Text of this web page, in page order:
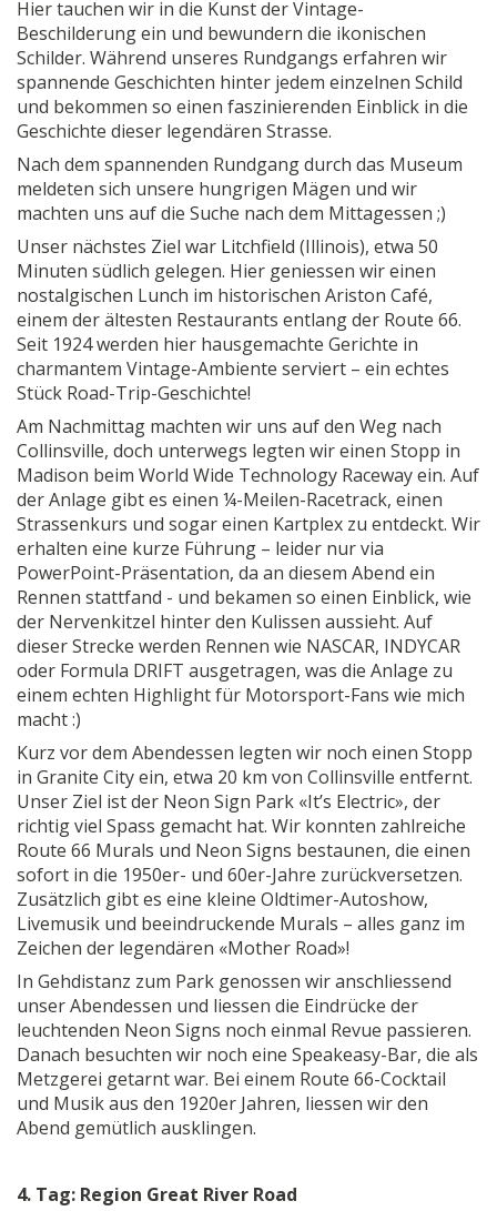
Hier tauchen wir in die Kunst der Vintage-
Beschilderung ein und bewundern die ikonischen
Schilder. Während unseres Rundgangs erfahren wir
spannende Geschichten hinter jedem einzelnen Schild
und bekommen so einen faszinierenden Einblick in die
Geschichte dieser legendären Strasse.
Nach dem spannenden Rundgang durch das Museum
meldeten sich unsere hungrigen Mägen und wir
machten uns auf die Suche nach dem Mittagessen ;)
Unser nächstes Ziel war Litchfield (Illinois), etwa 50
Minuten südlich gelegen. Hier geniessen wir einen
nostalgischen Lunch im historischen Ariston Café,
einem der ältesten Restaurants entlang der Route 66.
Seit 1924 werden hier hausgemachte Gerichte in
charmantem Vintage-Ambiente serviert – ein echtes
Stück Road-Trip-Geschichte!
Am Nachmittag machten wir uns auf den Weg nach
Collinsville, doch unterwegs legten wir einen Stopp in
Madison beim World Wide Technology Raceway ein. Auf
der Anlage gibt es einen ¼-Meilen-Racetrack, einen
Strassenkurs und sogar einen Kartplex zu entdeckt. Wir
erhalten eine kurze Führung – leider nur via
PowerPoint-Präsentation, da an diesem Abend ein
Rennen stattfand - und bekamen so einen Einblick, wie
der Nervenkitzel hinter den Kulissen aussieht. Auf
dieser Strecke werden Rennen wie NASCAR, INDYCAR
oder Formula DRIFT ausgetragen, was die Anlage zu
einem echten Highlight für Motorsport-Fans wie mich
macht :)
Kurz vor dem Abendessen legten wir noch einen Stopp
in Granite City ein, etwa 20 km von Collinsville entfernt.
Unser Ziel ist der Neon Sign Park «It’s Electric», der
richtig viel Spass gemacht hat. Wir konnten zahlreiche
Route 66 Murals und Neon Signs bestaunen, die einen
sofort in die 1950er- und 60er-Jahre zurückversetzen.
Zusätzlich gibt es eine kleine Oldtimer-Autoshow,
Livemusik und beeindruckende Murals – alles ganz im
Zeichen der legendären «Mother Road»!
In Gehdistanz zum Park genossen wir anschliessend
unser Abendessen und liessen die Eindrücke der
leuchtenden Neon Signs noch einmal Revue passieren.
Danach besuchten wir noch eine Speakeasy-Bar, die als
Metzgerei getarnt war. Bei einem Route 66-Cocktail
und Musik aus den 1920er Jahren, liessen wir den
Abend gemütlich ausklingen.
4. Tag: Region Great River Road